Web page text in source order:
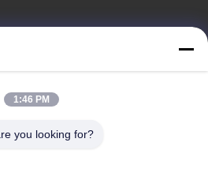
1:46 PM
you looking for?